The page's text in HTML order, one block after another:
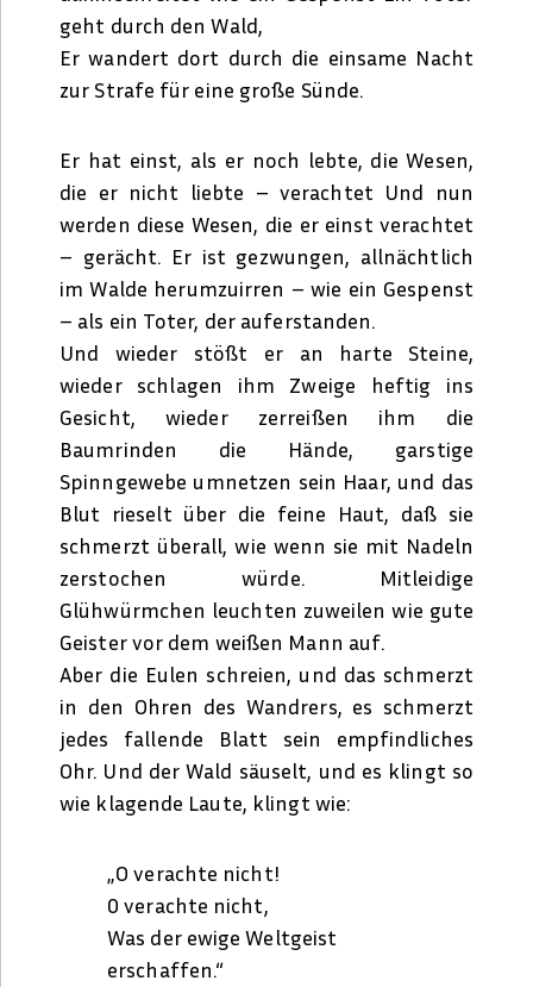
geht durch den Wald,
Er wandert dort durch die einsame Nacht
zur Strafe für eine große Sünde.
Er hat einst, als er noch lebte, die Wesen,
die er nicht liebte – verachtet Und nun
werden diese Wesen, die er einst verachtet
– gerächt. Er ist gezwungen, allnächtlich
im Walde herumzuirren – wie ein Gespenst
– als ein Toter, der auferstanden.
Und wieder stößt er an harte Steine,
wieder schlagen ihm Zweige heftig ins
Gesicht, wieder zerreißen ihm die
Baumrinden die Hände, garstige
Spinngewebe umnetzen sein Haar, und das
Blut rieselt über die feine Haut, daß sie
schmerzt überall, wie wenn sie mit Nadeln
zerstochen würde. Mitleidige
Glühwürmchen leuchten zuweilen wie gute
Geister vor dem weißen Mann auf.
Aber die Eulen schreien, und das schmerzt
in den Ohren des Wandrers, es schmerzt
jedes fallende Blatt sein empfindliches
Ohr. Und der Wald säuselt, und es klingt so
wie klagende Laute, klingt wie:
„O verachte nicht!
0 verachte nicht,
Was der ewige Weltgeist
erschaffen.“